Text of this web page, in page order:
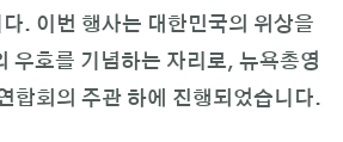
. 이번 행사는 대한민국의 위상을
우호를 기념하는 자리로, 뉴욕총영
합회의 주관 하에 진행되었습니다.